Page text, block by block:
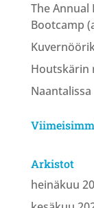
The
Bootcamp
Houtskärin
Arkistot
heinäkuu